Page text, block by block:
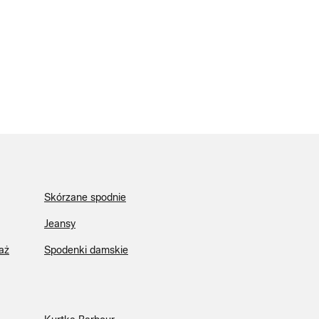
Skórzane spodnie
Jeansy
Spodenki damskie